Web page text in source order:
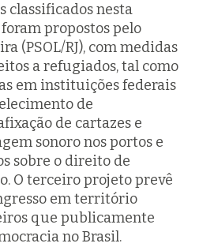
classificados nesta
propostos pelo
(PSOL/RJ), com medidas
a refugiados, tal como
em instituições federais
de
de cartazes e
sonoro nos portos e
sobre o direito de
O terceiro projeto prevê
em território
que publicamente
no Brasil.